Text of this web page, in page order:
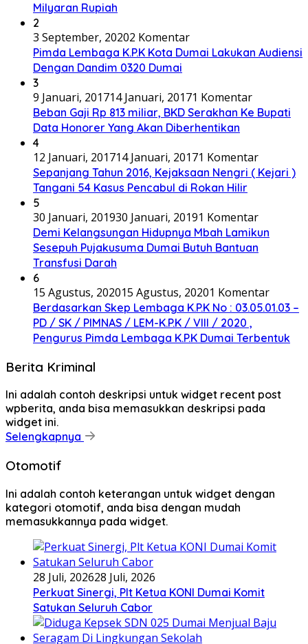
Milyaran Rupiah
2
3 September, 20202 Komentar
Pimda Lembaga K.P.K Kota Dumai Lakukan Audiensi
Dengan Dandim 0320 Dumai
3
9 Januari, 201714 Januari, 20171 Komentar
Beban Gaji Rp 813 miliar, BKD Serakhan Ke Bupati
Data Honorer Yang Akan Diberhentikan
4
12 Januari, 201714 Januari, 20171 Komentar
Sepanjang Tahun 2016, Kejaksaan Nengri ( Kejari )
Tangani 54 Kasus Pencabul di Rokan Hilir
5
30 Januari, 201930 Januari, 20191 Komentar
Demi Kelangsungan Hidupnya Mbah Lamikun
Sesepuh Pujakusuma Dumai Butuh Bantuan
Transfusi Darah
6
15 Agustus, 202015 Agustus, 20201 Komentar
Berdasarkan Skep Lembaga K.P.K No : 03.05.01.03 –
PD / SK / PIMNAS / LEM-K.P.K / VIII / 2020 ,
Pengurus Pimda Lembaga K.P.K Dumai Terbentuk
Berita Kriminal
Ini adalah contoh deskripsi untuk widget recent post
wpberita, anda bisa memasukkan deskripsi pada
widget ini.
Selengkapnya
Otomotif
Ini adalah contoh keterangan untuk widget dengan
kategori otomotif, anda bisa dengan mudah
memasukkannya pada widget.
28 Juli, 202628 Juli, 2026
Perkuat Sinergi, Plt Ketua KONI Dumai Komit
Satukan Seluruh Cabor